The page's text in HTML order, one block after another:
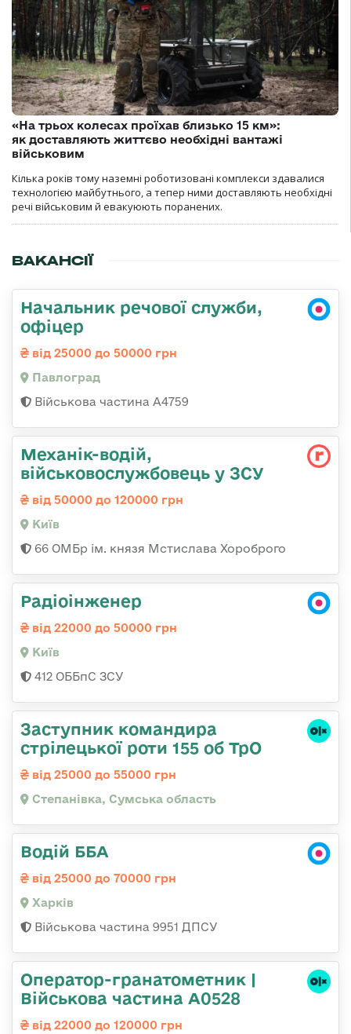
«На трьох колесах проїхав близько 15 км»:
як доставляють життєво необхідні вантажі
військовим
Кілька років тому наземні роботизовані комплекси здавалися
технологією майбутнього, а тепер ними доставляють необхідні
речі військовим й евакуюють поранених.
ВАКАНСІЇ
Начальник речової служби,
офіцер
від 25000 до 50000 грн
Павлоград
Військова частина А4759
Механік-водій,
військовослужбовець у ЗСУ
від 50000 до 120000 грн
Київ
66 ОМБр ім. князя Мстислава Хороброго
Радіоінженер
від 22000 до 50000 грн
Київ
412 ОББпС ЗСУ
Заступник командира
стрілецької роти 155 об ТрО
від 25000 до 55000 грн
Степанівка, Сумська область
Водій ББА
від 25000 до 70000 грн
Харків
Військова частина 9951 ДПСУ
Оператор-гранатометник |
Військова частина А0528
від 22000 до 120000 грн